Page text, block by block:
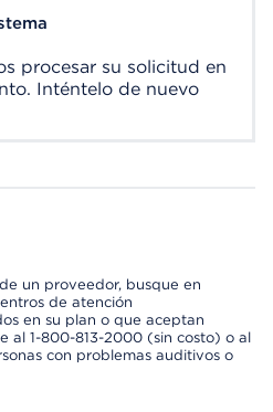
procesar su solicitud en
Inténtelo de nuevo
un proveedor, busque en
de atención
en su plan o que aceptan
al 1-800-813-2000 (sin costo) o al
con problemas auditivos o